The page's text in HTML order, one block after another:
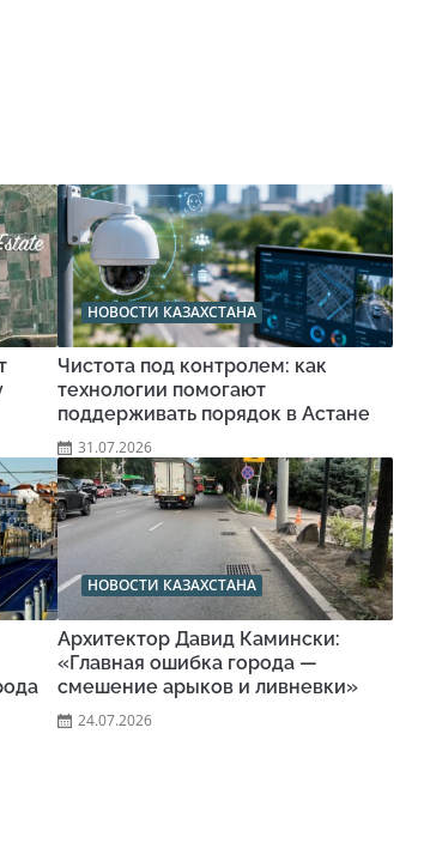
НОВОСТИ КАЗАХСТАНА
Чистота под контролем: как
технологии помогают
поддерживать порядок в Астане
31.07.2026
НОВОСТИ КАЗАХСТАНА
Архитектор Давид Камински:
«Главная ошибка города —
смешение арыков и ливневки»
24.07.2026